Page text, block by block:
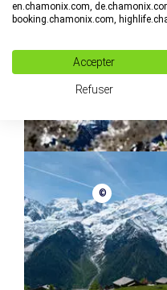
©
en.chamonix.com,
booking.chamonix.com,
Accepter
Refuser